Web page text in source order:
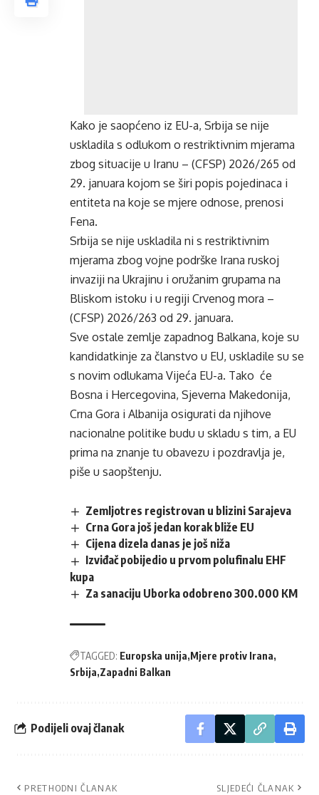
Kako je saopćeno iz EU-a, Srbija se nije
uskladila s odlukom o restriktivnim mjerama
zbog situacije u Iranu – (CFSP) 2026/265 od
29. januara kojom se širi popis pojedinaca i
entiteta na koje se mjere odnose, prenosi
Fena.
Srbija se nije uskladila ni s restriktivnim
mjerama zbog vojne podrške Irana ruskoj
invaziji na Ukrajinu i oružanim grupama na
Bliskom istoku i u regiji Crvenog mora –
(CFSP) 2026/263 od 29. januara.
Sve ostale zemlje zapadnog Balkana, koje su
kandidatkinje za članstvo u EU, uskladile su se
s novim odlukama Vijeća EU-a. Tako će
Bosna i Hercegovina, Sjeverna Makedonija,
Crna Gora i Albanija osigurati da njihove
nacionalne politike budu u skladu s tim, a EU
prima na znanje tu obavezu i pozdravlja je,
piše u saopštenju.
Zemljotres registrovan u blizini Sarajeva
Crna Gora još jedan korak bliže EU
Cijena dizela danas je još niža
Izviđač pobijedio u prvom polufinalu EHF
kupa
Za sanaciju Uborka odobreno 300.000 KM
TAGGED: Europska unija Mjere protiv Irana
Srbija Zapadni Balkan
Podijeli ovaj članak
PRETHODNI ČLANAK SLJEDEĆI ČLANAK